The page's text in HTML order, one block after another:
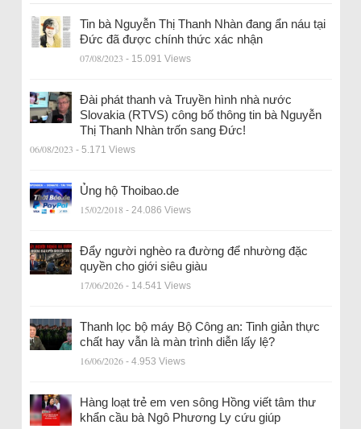
Tin bà Nguyễn Thị Thanh Nhàn đang ẩn náu tại
Đức đã được chính thức xác nhận
07/08/2023 - 15.091 Views
Đài phát thanh và Truyền hình nhà nước
Slovakia (RTVS) công bố thông tin bà Nguyễn
Thị Thanh Nhàn trốn sang Đức!
06/08/2023 - 5.171 Views
Ủng hộ Thoibao.de
15/02/2018 - 24.086 Views
Đẩy người nghèo ra đường để nhường đặc
quyền cho giới siêu giàu
17/06/2026 - 14.541 Views
Thanh lọc bộ máy Bộ Công an: Tinh giản thực
chất hay vẫn là màn trình diễn lấy lệ?
16/06/2026 - 4.953 Views
Hàng loạt trẻ em ven sông Hồng viết tâm thư
khẩn cầu bà Ngô Phương Ly cứu giúp